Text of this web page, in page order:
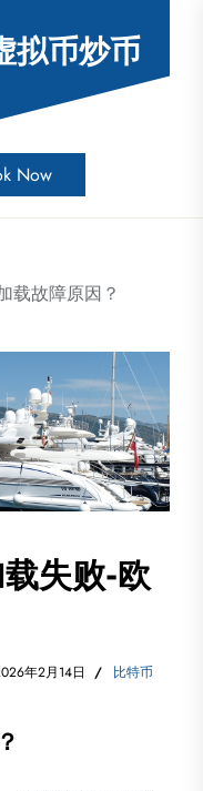
拟币炒币
Now
载故障原因？
失败-欧
年2月14日 比特币